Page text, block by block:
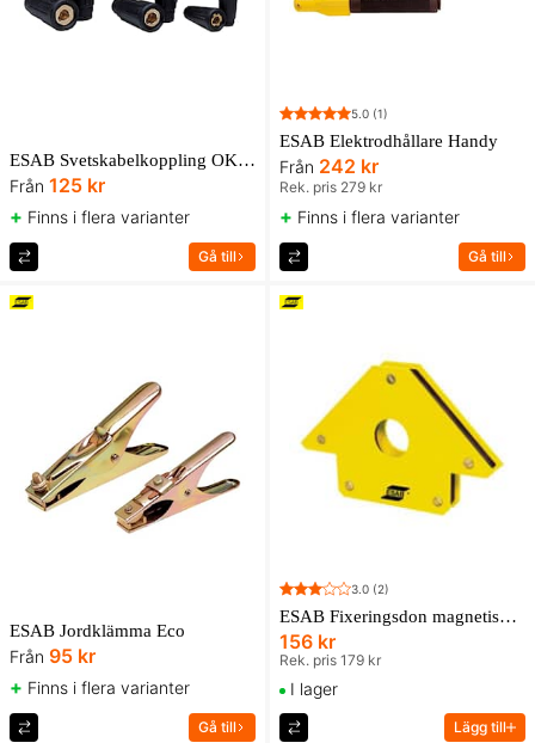
ESAB Svetskabelkoppling OKC hane
Från 125 kr
+ Finns i flera varianter
Gå till
5.0 (1)
ESAB Elektrodhållare Handy
Från 242 kr
Rek. pris 279 kr
+ Finns i flera varianter
Gå till
ESAB Jordklämma Eco
Från 95 kr
+ Finns i flera varianter
Gå till
3.0 (2)
ESAB Fixeringsdon magnetiskt, stor
156 kr
Rek. pris 179 kr
I lager
Lägg till